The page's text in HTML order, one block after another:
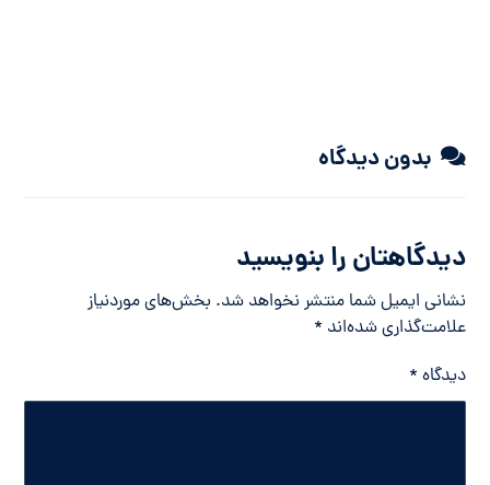
بدون دیدگاه
دیدگاهتان را بنویسید
نشانی ایمیل شما منتشر نخواهد شد. بخش‌های موردنیاز
علامت‌گذاری شده‌اند *
دیدگاه *